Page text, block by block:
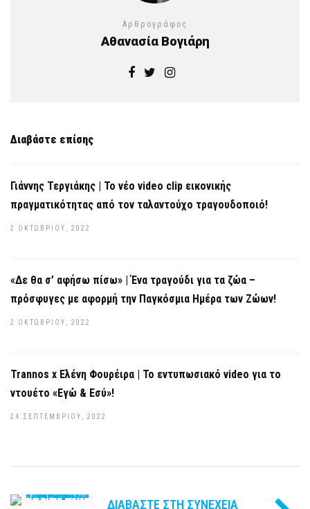
Αρθρογράφος
Αθανασία Βογιάρη
Διαβάστε επίσης
Γιάννης Τεργιάκης | Το νέο video clip εικονικής
πραγματικότητας από τον ταλαντούχο τραγουδοποιό!
2 ΟΚΤΩΒΡΊΟΥ, 2022
«Δε θα σ’ αφήσω πίσω» | Ένα τραγούδι για τα ζώα –
πρόσφυγες με αφορμή την Παγκόσμια Ημέρα των Ζώων!
2 ΟΚΤΩΒΡΊΟΥ, 2022
Trannos x Ελένη Φουρέιρα | Το εντυπωσιακό video για το
ντουέτο «Εγώ & Εσύ»!
24 ΣΕΠΤΕΜΒΡΊΟΥ, 2022
ΔΙΑΒΆΣΤΕ ΣΤΗ ΣΥΝΈΧΕΙΑ